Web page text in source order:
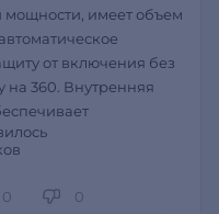
мощности, имеет объем
от включения без
на 360. Внутренняя
0 0